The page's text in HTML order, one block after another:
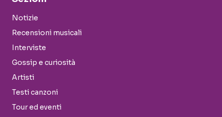
Notizie
Recensioni musicali
Interviste
Gossip e curiosità
Artisti
Testi canzoni
Tour ed eventi